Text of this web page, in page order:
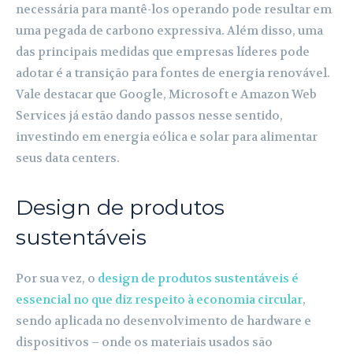
necessária para mantê-los operando pode resultar em
uma pegada de carbono expressiva. Além disso, uma
das principais medidas que empresas líderes pode
adotar é a transição para fontes de energia renovável.
Vale destacar que Google, Microsoft e Amazon Web
Services já estão dando passos nesse sentido,
investindo em energia eólica e solar para alimentar
seus data centers.
Design de produtos
sustentáveis
Por sua vez, o design de produtos sustentáveis é
essencial no que diz respeito à economia circular,
sendo aplicada no desenvolvimento de hardware e
dispositivos – onde os materiais usados são